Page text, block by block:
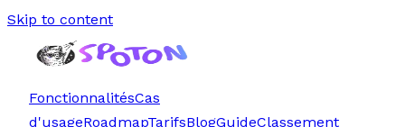
Skip to content
FonctionnalitésCas
d'usageRoadmapTarifsBlogGuideClassement